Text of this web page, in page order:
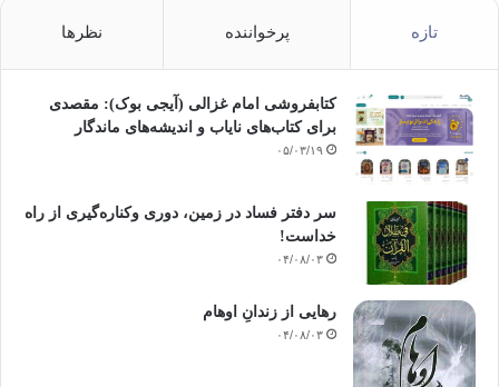
تازه پرخواننده نظرها
کتابفروشی امام غزالی (آیجی بوک): مقصدی
برای کتاب‌های نایاب و اندیشه‌های ماندگار
۰۵/۰۳/۱۹
سر دفتر فساد در زمین‌، دوری وکناره‌گیری از راه
خداست‌!
۰۴/۰۸/۰۳
رهایی از زندانِ اوهام
۰۴/۰۸/۰۳